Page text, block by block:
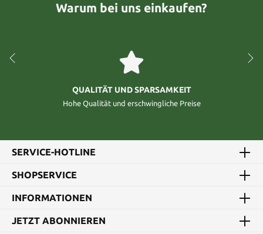
Warum bei uns einkaufen?
QUALITÄT UND SPARSAMKEIT
Hohe Qualität und erschwingliche Preise
SERVICE-HOTLINE
SHOPSERVICE
INFORMATIONEN
JETZT ABONNIEREN